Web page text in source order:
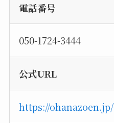
電話番号
050-1724-3444
公式URL
https://ohanazoen.jp/